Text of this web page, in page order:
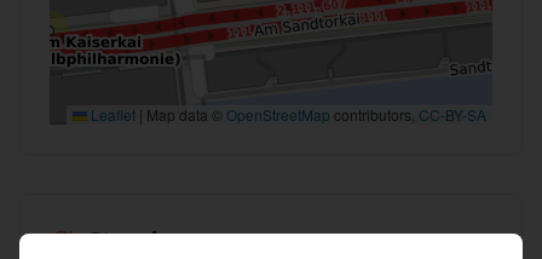
Leaflet | Map data © OpenStreetMap contributors, CC-BY-SA
Stand